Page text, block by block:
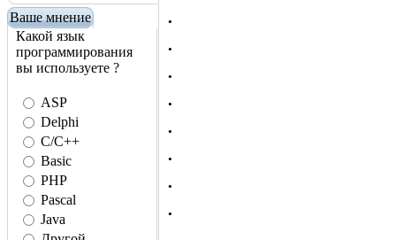
Ваше мнение
Какой язык
программирования
вы используете ?
ASP
Delphi
C/C++
Basic
PHP
Pascal
Java
.
.
.
.
.
.
.
.
.